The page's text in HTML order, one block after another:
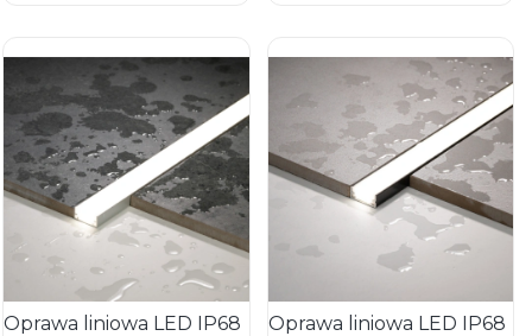
Oprawa liniowa LED IP68
Oprawa liniowa LED IP68